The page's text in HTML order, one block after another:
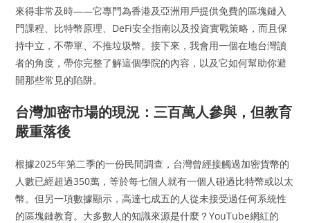
來得非常及時——它專門為香港及亞洲用戶提供免費的區塊鏈入
門課程、比特幣原理、DeFi安全指南以及投資實戰策略，而且保
持中立，不帶單、不推垃圾幣。接下來，我會用一個在地台灣讀
者的角度，帶你完整了解這個學院的內容，以及它如何幫助你避
開那些常見的陷阱。
台灣加密市場的現況：三百萬人參與，但教育
嚴重落後
根據2025年第二季的一份民間調查，台灣曾經接觸過加密貨幣的
人數已經超過350萬，等於每七個人就有一個人碰過比特幣或以太
幣。但另一項數據顯示，高達七成五的人從未接受過任何系統性
的區塊鏈教育。大多數人的知識來源是什麼？YouTube網紅的